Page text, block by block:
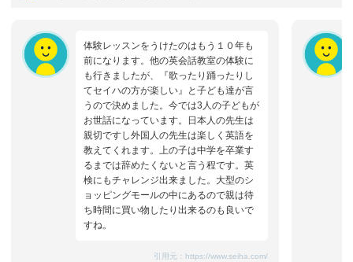
体験レッスンをうけたのはもう１０年も
前になります。他の英会話教室の体験に
も行きましたが、『歌ったり踊ったりし
てセイハの方が楽しい』と子ども達が言
うので決めました。今では3人の子どもが
お世話になっています。日本人の先生は
親切ですし外国人の先生は楽しく英語を
教えてくれます。上の子は中学を卒業す
るまでは辞めたくないと言う程です。英
検にもチャレンジ出来ました。大型のシ
ョッピングモールの中にあるので親は待
ち時間に買い物したり出来るのも良いで
すね。
引用元： https://www.seiha.com/